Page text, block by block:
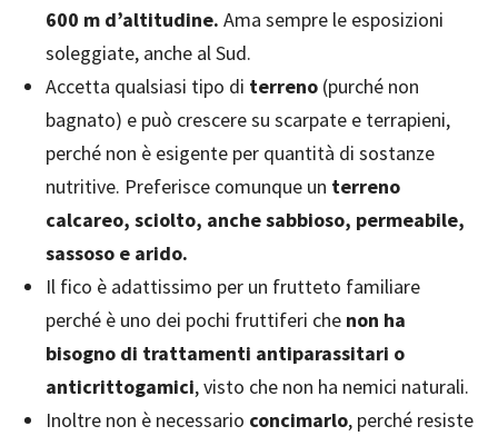
600 m d’altitudine. Ama sempre le esposizioni
soleggiate, anche al Sud.
Accetta qualsiasi tipo di terreno (purché non
bagnato) e può crescere su scarpate e terrapieni,
perché non è esigente per quantità di sostanze
nutritive. Preferisce comunque un terreno
calcareo, sciolto, anche sabbioso, permeabile,
sassoso e arido.
Il fico è adattissimo per un frutteto familiare
perché è uno dei pochi fruttiferi che non ha
bisogno di trattamenti antiparassitari o
anticrittogamici, visto che non ha nemici naturali.
Inoltre non è necessario concimarlo, perché resiste